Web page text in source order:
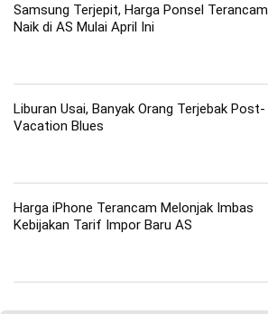
Samsung Terjepit, Harga Ponsel Terancam
Naik di AS Mulai April Ini
Liburan Usai, Banyak Orang Terjebak Post-
Vacation Blues
Harga iPhone Terancam Melonjak Imbas
Kebijakan Tarif Impor Baru AS